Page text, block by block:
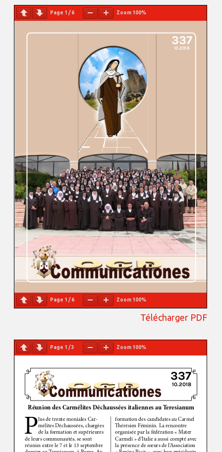
Page 1 /6 Zoom 100%
Page 1 /6 Zoom 100%
Télécharger PDF
Page 1 /3 Zoom 100%